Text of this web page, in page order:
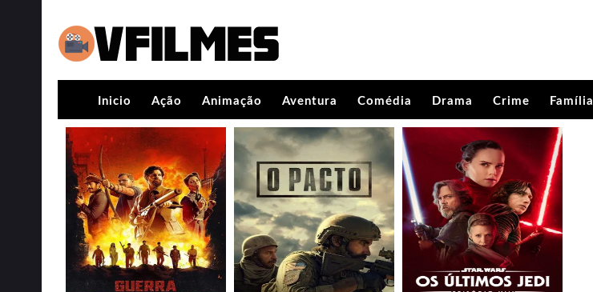
Inicio Ação Animação Aventura Comédia Drama Crime Família